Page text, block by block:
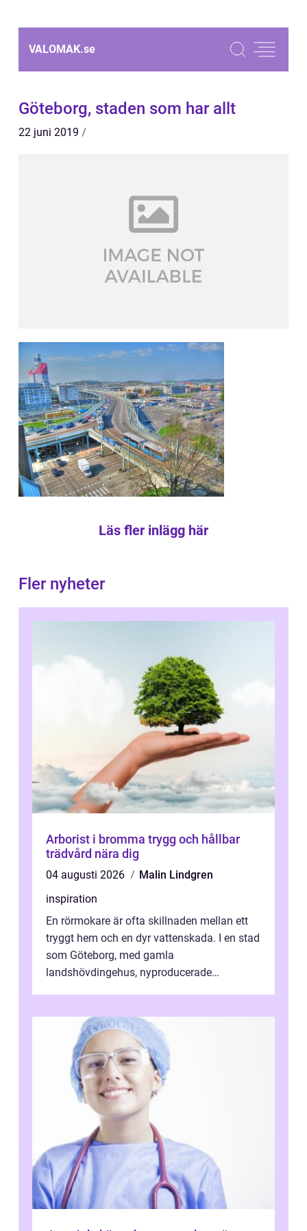
VALOMAK.se
Göteborg, staden som har allt
22 juni 2019
Läs fler inlägg här
Fler nyheter
Arborist i bromma trygg och hållbar
trädvård nära dig
04 augusti 2026
Malin Lindgren
inspiration
En rörmokare är ofta skillnaden mellan ett
tryggt hem och en dyr vattenskada. I en stad
som Göteborg, med gamla
landshövdingehus, nyproducerade